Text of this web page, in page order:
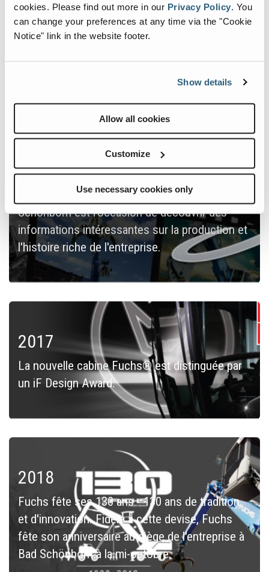
cookies. Please find out more in our Privacy Policy You
can change your preferences at any time via the "Cookie
Notice" link in the website footer.
Show details
Allow all cookies
Customize
Use necessary cookies only
Le choix de se concentrer sur des concepts de
chargeuses spéciales s'avère payant et
La célébration de l'anniversaire à la mi-
septembre au siège de l'entreprise à Bad
Schönborn est l'occasion de découvrir des
informations intéressantes sur la production et
l'histoire riche de l'entreprise.
2017
La nouvelle cabine Fuchs® est distinguée par
un iF Design Award.
2018
Fuchs fête ses 130 ans - 130 ans de tradition
et d'innovation. Fidèle à cette devise, Fuchs
fête son anniversaire au siège de l'entreprise à
Bad Schönborn à la mi-octobre.